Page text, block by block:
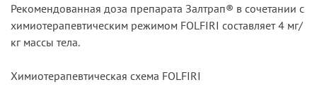
Рекомендованная доза препарата Залтрап® в сочетании с
химиотерапевтическим режимом FOLFIRI составляет 4 мг/
кг массы тела.
Химиотерапевтическая схема FOLFIRI